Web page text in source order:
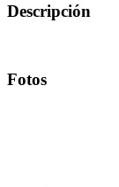
Descripción
Fotos